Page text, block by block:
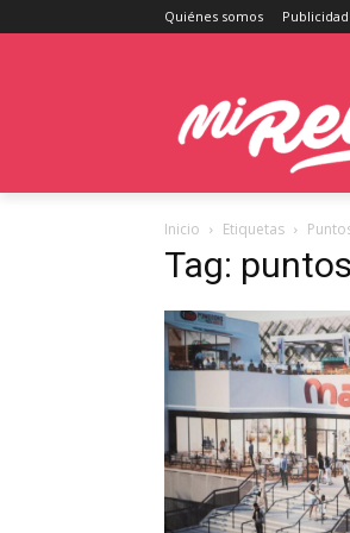
Quiénes somos Publicidad
Inicio Etiquetas
Tag: puntos